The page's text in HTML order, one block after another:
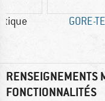
GORE-
RENSEIGNEMENTS
FONCTIONNALITÉS